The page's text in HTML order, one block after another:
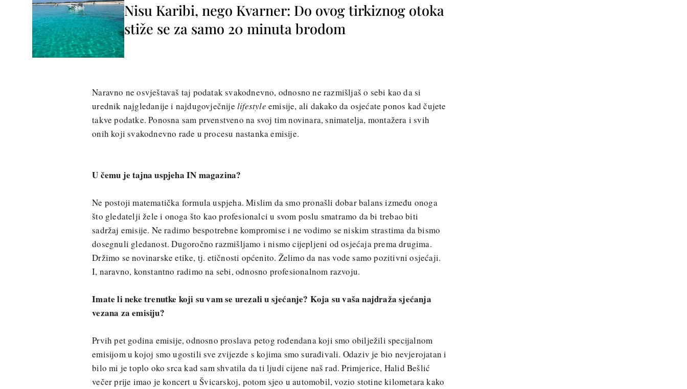
Nisu Karibi, nego Kvarner: Do ovog tirkiznog otoka
stiže se za samo 20 minuta brodom
Naravno ne osvještavaš taj podatak svakodnevno, odnosno ne razmišljaš o sebi kao da si
urednik najgledanije i najdugovječnije lifestyle emisije, ali dakako da osjećate ponos kad čujete
takve podatke. Ponosna sam prvenstveno na svoj tim novinara, snimatelja, montažera i svih
onih koji svakodnevno rade u procesu nastanka emisije.
U čemu je tajna uspjeha IN magazina?
Ne postoji matematička formula uspjeha. Mislim da smo pronašli dobar balans između onoga
što gledatelji žele i onoga što kao profesionalci u svom poslu smatramo da bi trebao biti
sadržaj emisije. Ne radimo bespotrebne kompromise i ne vodimo se niskim strastima da bismo
dosegnuli gledanost. Dugoročno razmišljamo i nismo cijepljeni od osjećaja prema drugima.
Držimo se novinarske etike, tj. etičnosti općenito. Želimo da nas vode samo pozitivni osjećaji.
I, naravno, konstantno radimo na sebi, odnosno profesionalnom razvoju.
Imate li neke trenutke koji su vam se urezali u sjećanje? Koja su vaša najdraža sjećanja
vezana za emisiju?
Prvih pet godina emisije, odnosno proslava petog rođendana koji smo obilježili specijalnom
emisijom u kojoj smo ugostili sve zvijezde s kojima smo surađivali. Odaziv je bio nevjerojatan i
bilo mi je toplo oko srca kad sam shvatila da ti ljudi cijene naš rad. Primjerice, Halid Bešlić
večer prije imao je koncert u Švicarskoj, potom sjeo u automobil, vozio stotine kilometara kako